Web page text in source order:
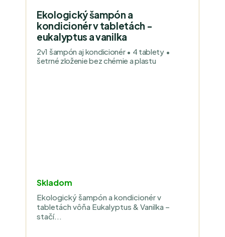
Ekologický šampón a
kondicionér v tabletách -
eukalyptus a vanilka
2v1 šampón aj kondicionér • 4 tablety •
šetrné zloženie bez chémie a plastu
Skladom
Ekologický šampón a kondicionér v
tabletách vôňa Eukalyptus & Vanilka –
stačí...